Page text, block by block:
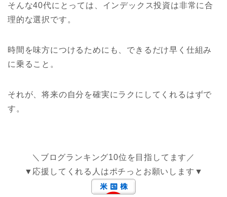
そんな40代にとっては、インデックス投資は非常に合
理的な選択です。
時間を味方につけるためにも、できるだけ早く仕組み
に乗ること。
それが、将来の自分を確実にラクにしてくれるはずで
す。
＼ブログランキング10位を目指してます／
▼応援してくれる人はポチっとお願いします▼